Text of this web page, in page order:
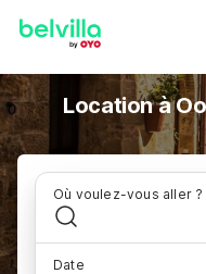
Location à
Où voulez-vous aller ?
Date